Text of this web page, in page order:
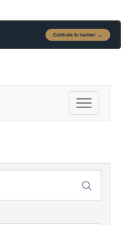
Alternar
navegación